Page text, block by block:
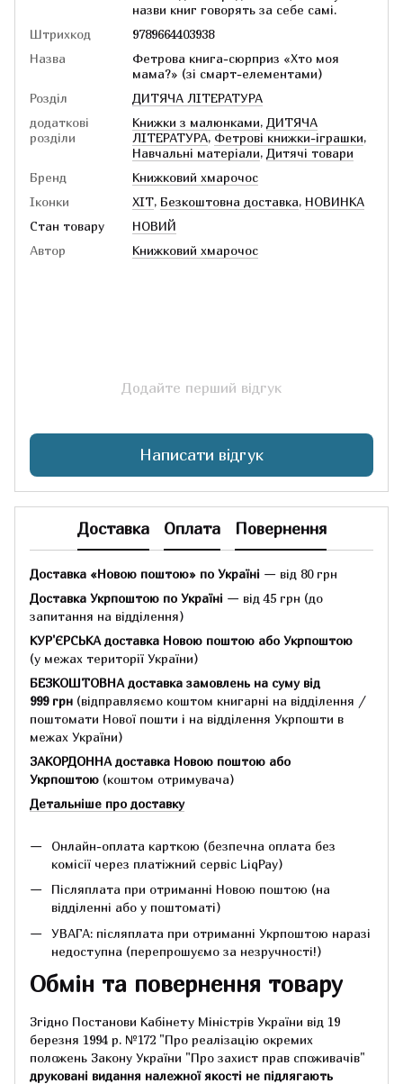
назви книг говорять за себе самі.
Штрихкод
9789664403938
Назва
Фетрова книга-сюрприз «Хто моя
мама?» (зі смарт-елементами)
Розділ
ДИТЯЧА ЛІТЕРАТУРА
додаткові
розділи
Книжки з малюнками, ДИТЯЧА
ЛІТЕРАТУРА, Фетрові книжки-іграшки,
Навчальні матеріали, Дитячі товари
Бренд
Книжковий хмарочос
Іконки
ХІТ, Безкоштовна доставка, НОВИНКА
Стан товару
НОВИЙ
Автор
Книжковий хмарочос
Додайте перший відгук
Написати відгук
Доставка Оплата Повернення
Доставка «Новою поштою» по Україні — від 80 грн
Доставка Укрпоштою по Україні — від 45 грн (до
запитання на відділення)
КУР'ЄРСЬКА доставка Новою поштою або Укрпоштою
(у межах території України)
БЕЗКОШТОВНА доставка замовлень на суму від
999 грн (відправляємо коштом книгарні на відділення /
поштомати Нової пошти і на відділення Укрпошти в
межах України)
ЗАКОРДОННА доставка Новою поштою або
Укрпоштою (коштом отримувача)
Детальніше про доставку
Онлайн-оплата карткою (безпечна оплата без
комісії через платіжний сервіс LiqPay)
Післяплата при отриманні Новою поштою (на
відділенні або у поштоматі)
УВАГА: післяплата при отриманні Укрпоштою наразі
недоступна (перепрошуємо за незручності!)
Обмін та повернення товару
Згідно Постанови Кабінету Міністрів України від 19
березня 1994 р. №172 "Про реалізацію окремих
положень Закону України "Про захист прав споживачів"
друковані видання належної якості не підлягають